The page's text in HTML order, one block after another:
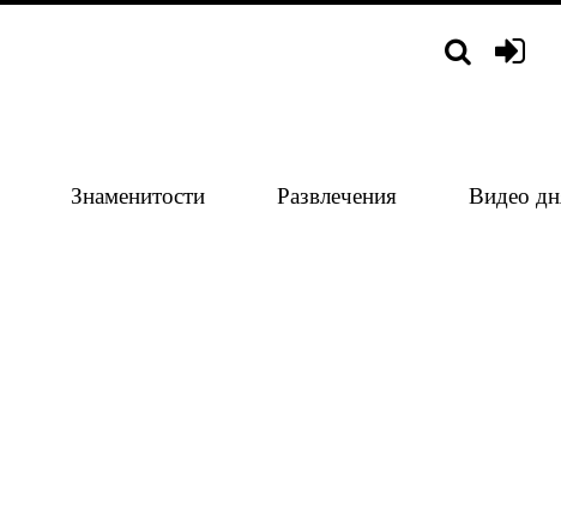
Знаменитости Развлечения Видео